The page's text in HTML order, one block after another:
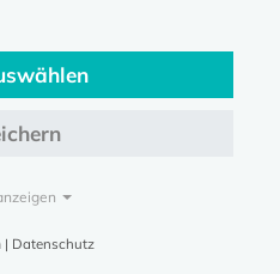
| Datenschutz